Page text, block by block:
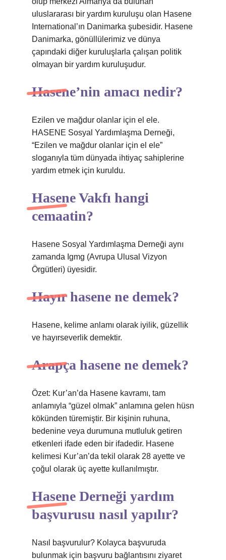
uluslararası bir yardım kuruluşu olan Hasene
International’ın Danimarka şubesidir. Hasene
Danimarka, gönüllülerimiz ve dünya
çapındaki diğer kuruluşlarla çalışan politik
olmayan bir yardım kuruluşudur.
Hasene’nin amacı nedir?
Ezilen ve mağdur olanlar için el ele.
HASENE Sosyal Yardımlaşma Derneği,
“Ezilen ve mağdur olanlar için el ele”
sloganıyla tüm dünyada ihtiyaç sahiplerine
yardım etmek için kuruldu.
Hasene Vakfı hangi
cemaatin?
Hasene Sosyal Yardımlaşma Derneği aynı
zamanda Igmg (Avrupa Ulusal Vizyon
Örgütleri) üyesidir.
Hayır hasene ne demek?
Hasene, kelime anlamı olarak iyilik, güzellik
ve hayırseverlik demektir.
Arapça hasene ne demek?
Özet: Kur’an’da Hasene kavramı, tam
anlamıyla “güzel olmak” anlamına gelen hüsn
kökünden türemiştir. Bir kişinin ruhuna,
bedenine veya durumuna mutluluk getiren
etkenleri ifade eden bir ifadedir. Hasene
kelimesi Kur’an’da tekil olarak 28 ayette ve
çoğul olarak üç ayette kullanılmıştır.
Hasene Derneği yardım
başvurusu nasıl yapılır?
Nasıl başvurulur? Kolayca başvuruda
bulunmak için başvuru bağlantısını ziyaret